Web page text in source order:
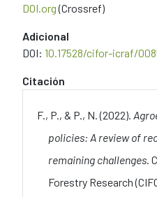
DOI.org(Crossref)
Adicional
DOI: 10.17528/cifor-icraf/
Citación
F., P., & P., N. (2022).
policies: A review of
remaining challenges.
Forestry Research